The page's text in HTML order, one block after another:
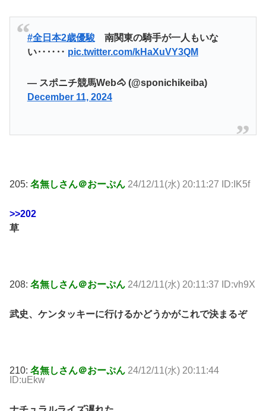
#全日本2歳優駿南関東の騎手が一人もいな
い‥‥‥ pic.twitter.com/kHaXuVY3QM
— スポニチ競馬Web🐴 (@sponichikeiba)
December 11, 2024
205: 名無しさん＠おーぷん 24/12/11(水) 20:11:27 ID:IK5f
>>202
草
208: 名無しさん＠おーぷん 24/12/11(水) 20:11:37 ID:vh9X
武史、ケンタッキーに行けるかどうかがこれで決まるぞ
210: 名無しさん＠おーぷん 24/12/11(水) 20:11:44
ID:uEkw